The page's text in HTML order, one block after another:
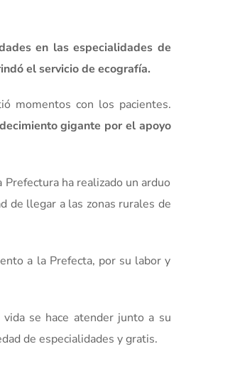
en las especialidades de
el servicio de ecografía.
momentos con los pacientes.
gigante por el apoyo
ha realizado un arduo
de llegar a las zonas rurales de
a la Prefecta, por su labor y
se hace atender junto a su
de especialidades y gratis.